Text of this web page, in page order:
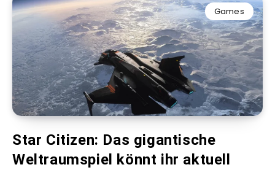
Games
Star Citizen: Das gigantische
Weltraumspiel könnt ihr aktuell